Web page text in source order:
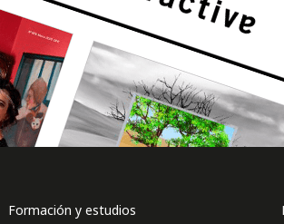
Formación y estudios